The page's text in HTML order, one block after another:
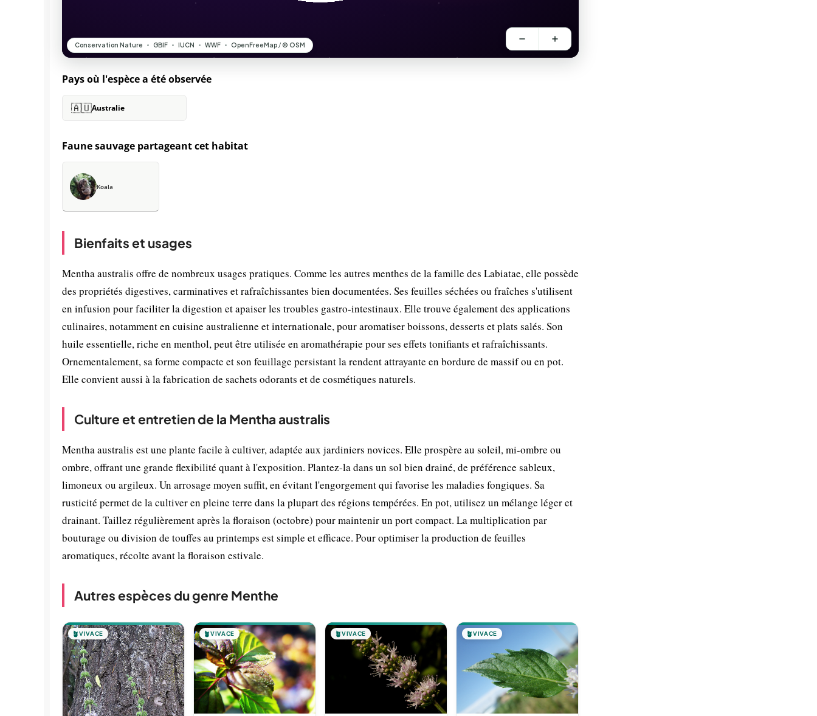
Pays où l'espèce a été observée
🇦🇺Australie
Faune sauvage partageant cet habitat
Koala
Bienfaits et usages
Mentha australis offre de nombreux usages pratiques. Comme les autres menthes de la famille des Labiatae, elle possède
des propriétés digestives, carminatives et rafraîchissantes bien documentées. Ses feuilles séchées ou fraîches s'utilisent
en infusion pour faciliter la digestion et apaiser les troubles gastro-intestinaux. Elle trouve également des applications
culinaires, notamment en cuisine australienne et internationale, pour aromatiser boissons, desserts et plats salés. Son
huile essentielle, riche en menthol, peut être utilisée en aromathérapie pour ses effets tonifiants et rafraîchissants.
Ornementalement, sa forme compacte et son feuillage persistant la rendent attrayante en bordure de massif ou en pot.
Elle convient aussi à la fabrication de sachets odorants et de cosmétiques naturels.
Culture et entretien de la Mentha australis
Mentha australis est une plante facile à cultiver, adaptée aux jardiniers novices. Elle prospère au soleil, mi-ombre ou
ombre, offrant une grande flexibilité quant à l'exposition. Plantez-la dans un sol bien drainé, de préférence sableux,
limoneux ou argileux. Un arrosage moyen suffit, en évitant l'engorgement qui favorise les maladies fongiques. Sa
rusticité permet de la cultiver en pleine terre dans la plupart des régions tempérées. En pot, utilisez un mélange léger et
drainant. Taillez régulièrement après la floraison (octobre) pour maintenir un port compact. La multiplication par
bouturage ou division de touffes au printemps est simple et efficace. Pour optimiser la production de feuilles
aromatiques, récolte avant la floraison estivale.
Autres espèces du genre Menthe
🪴VIVACE 🪴VIVACE 🪴VIVACE 🪴VIVACE